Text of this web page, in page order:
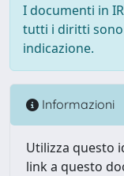
I documenti in
tutti i diritti sono
indicazione.
Informazioni
Utilizza questo
link a questo